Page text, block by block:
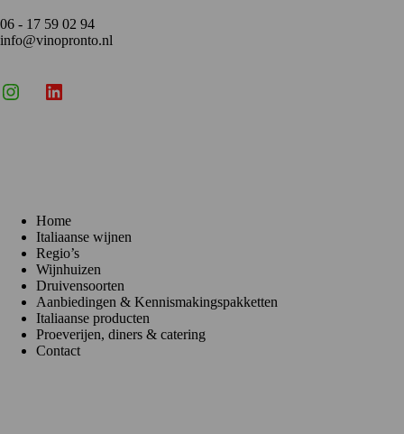
06 - 17 59 02 94
info@vinopronto.nl
InstagramLinkedIn
Home
Italiaanse wijnen
Regio’s
Wijnhuizen
Druivensoorten
Aanbiedingen & Kennismakingspakketten
Italiaanse producten
Proeverijen, diners & catering
Contact